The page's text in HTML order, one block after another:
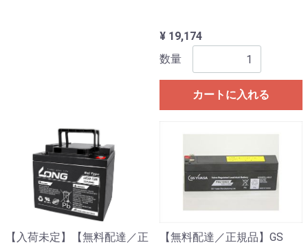
¥ 19,174
数量
カートに入れる
【入荷未定】【無料配達／正
【無料配達／正規品】GS